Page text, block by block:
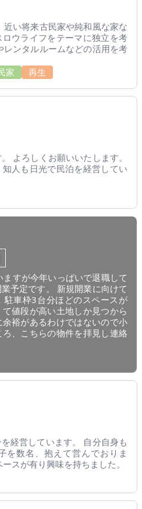
い将来古民家や純和風な家な
ウライフをテーマに独立を考
レンタルルームなどの活用を考
家 再生
よろしくお願いいたします。
人も日光で民泊を経営してい
すが今年いっぱいで退職して
予定です。 新規開業に向けて
駐車枠3台分ほどのスペースが
値段が高い土地しか見つから
裕があるわけではないので小
、こちらの物件を拝見し連絡
経営しています。 自分自身も
を数名、抱えて営んでおりま
スが有り興味を持ちました。